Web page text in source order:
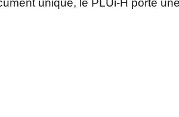
unique, le PLUi-H porte